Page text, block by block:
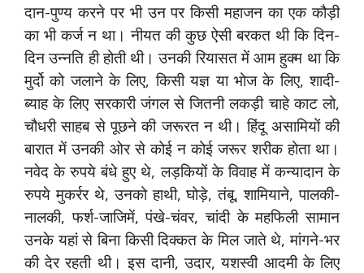
दान-पुण्य करने पर भी उन पर किसी महाजन का एक कौड़ी
का भी कर्ज न था। नीयत की कुछ ऐसी बरकत थी कि दिन-
दिन उन्नति ही होती थी। उनकी रियासत में आम हुक्म था कि
मुर्दो को जलाने के लिए, किसी यज्ञ या भोज के लिए, शादी-
ब्याह के लिए सरकारी जंगल से जितनी लकड़ी चाहे काट लो,
चौधरी साहब से पूछने की जरूरत न थी। हिंदू असामियों की
बारात में उनकी ओर से कोई न कोई जरूर शरीक होता था।
नवेद के रुपये बंधे हुए थे, लड़कियों के विवाह में कन्यादान के
रुपये मुकर्रर थे, उनको हाथी, घोड़े, तंबू, शामियाने, पालकी-
नालकी, फर्श-जाजिमें, पंखे-चंवर, चांदी के महफिली सामान
उनके यहां से बिना किसी दिक्कत के मिल जाते थे, मांगने-भर
की देर रहती थी। इस दानी, उदार, यशस्वी आदमी के लिए